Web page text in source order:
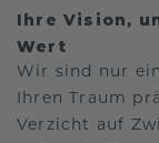
Ihre Vision,
Wert
Wir sind nur
Ihren Traum
Verzicht auf